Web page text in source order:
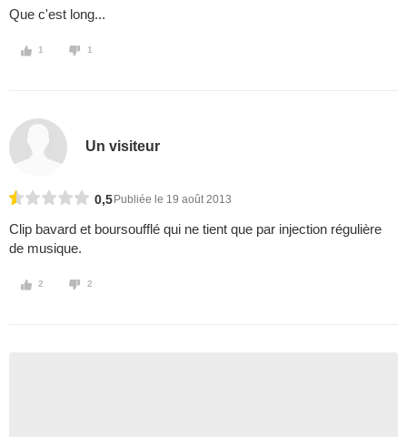
Que c'est long...
1 1
Un visiteur
0,5 Publiée le 19 août 2013
Clip bavard et boursoufflé qui ne tient que par injection régulière
de musique.
2 2